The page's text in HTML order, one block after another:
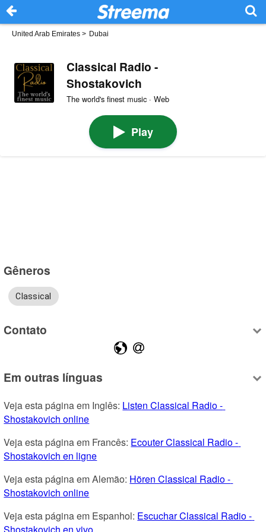
United Arab Emirates > Dubai
Classical Radio -
Shostakovich
The world's finest music · Web
Play
Gêneros
Classical
Contato
Em outras línguas
Veja esta página em Inglês: Listen Classical Radio -
Shostakovich online
Veja esta página em Francês: Ecouter Classical Radio -
Shostakovich en ligne
Veja esta página em Alemão: Hören Classical Radio -
Shostakovich online
Veja esta página em Espanhol: Escuchar Classical Radio -
Shostakovich en vivo